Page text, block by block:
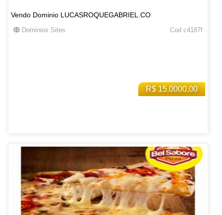
R$ 15.0000,00
Vendo Dominio LUCASROQUEGABRIEL.CO
Dominios Sites Cod c4187f